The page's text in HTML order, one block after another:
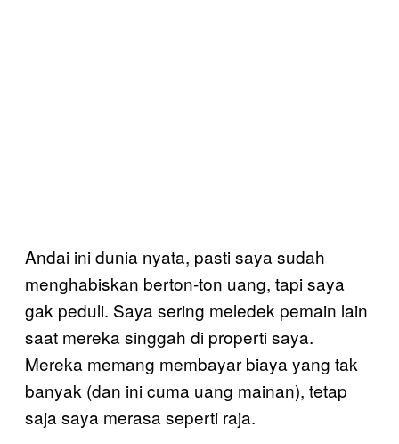
Andai ini dunia nyata, pasti saya sudah
menghabiskan berton-ton uang, tapi saya
gak peduli. Saya sering meledek pemain lain
saat mereka singgah di properti saya.
Mereka memang membayar biaya yang tak
banyak (dan ini cuma uang mainan), tetap
saja saya merasa seperti raja.